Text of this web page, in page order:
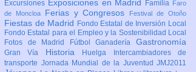
Excursiones Exposiciones en Madrid Familia Faro
de Moncloa
Ferias y Congresos Festival de Otoño
Fiestas de Madrid Fondo Estatal de Inversión Local
Fondo Estatal para el Empleo y la Sostenibilidad Local
Fotos de Madrid
FútbolGanaderíaGastronomía
Gran Vía Historia Huelga
Intercambiadores de
transporte Jornada Mundial de la Juventud JMJ2011